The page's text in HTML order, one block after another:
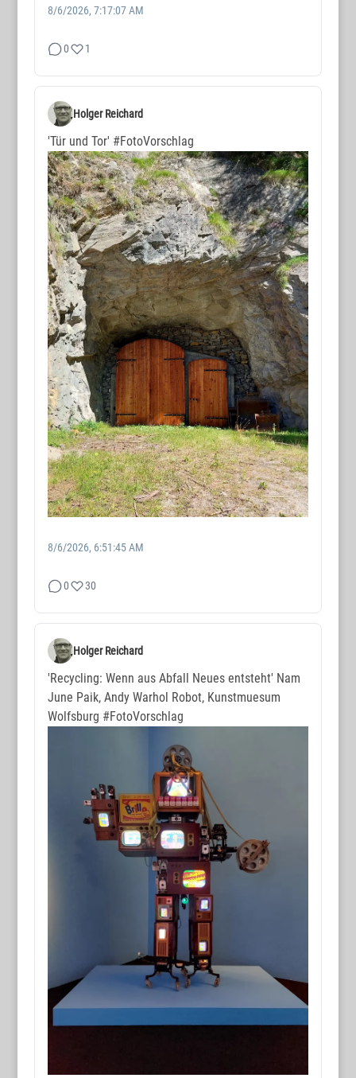
8/6/2026, 7:17:07 AM
0 1
Holger Reichard
'Tür und Tor' #FotoVorschlag
8/6/2026, 6:51:45 AM
0 30
Holger Reichard
'Recycling: Wenn aus Abfall Neues entsteht' Nam
June Paik, Andy Warhol Robot, Kunstmuesum
Wolfsburg #FotoVorschlag